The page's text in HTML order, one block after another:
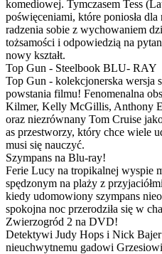
komediowej. Tymczasem Tess
poświęceniami, które poniosła
radzenia sobie z wychowaniem
tożsamości i odpowiedzią na
nowy kształt.
Top Gun - Steelbook BLU- RAY
Top Gun - kolekcjonerska wersja
powstania filmu! Fenomenalna
Kilmer, Kelly McGillis, Anthony
oraz niezrównany Tom Cruise
as przestworzy, który chce wiele
musi się nauczyć.
Szympans na Blu-ray!
Ferie Lucy na tropikalnej wyspie
spędzonym na plaży z
kiedy udomowiony szympans
spokojna noc przerodziła się w
Zwierzogród 2 na DVD!
Detektywi Judy Hops i Nick Bajer
nieuchwytnemu gadowi